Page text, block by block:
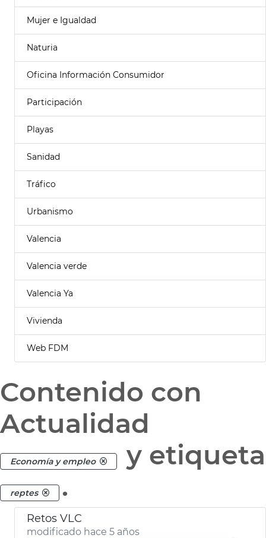
Mujer e Igualdad
Naturia
Oficina Información Consumidor
Participación
Playas
Sanidad
Tráfico
Urbanismo
Valencia
Valencia verde
Valencia Ya
Vivienda
Web FDM
Contenido con
Actualidad
Economía y empleo y etiqueta
reptes .
Retos VLC
modificado hace 5 años